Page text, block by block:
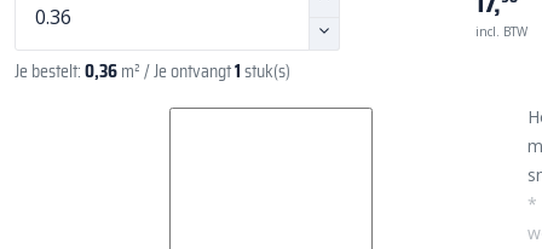
Je bestelt:0,36m²/ Je ontvangt1stuk(s)
incl. BTW
*